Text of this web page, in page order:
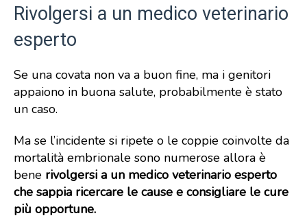
Rivolgersi a un medico veterinario
esperto
Se una covata non va a buon fine, ma i genitori
appaiono in buona salute, probabilmente è stato
un caso.
Ma se l’incidente si ripete o le coppie coinvolte da
mortalità embrionale sono numerose allora è
bene rivolgersi a un medico veterinario esperto
che sappia ricercare le cause e consigliare le cure
più opportune.